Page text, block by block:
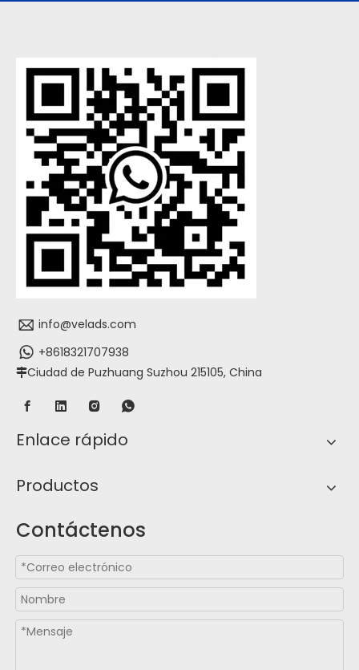
info@velads.com
+8618321707938
Ciudad de Puzhuang Suzhou 215105, China
Enlace rápido
Productos
Contáctenos